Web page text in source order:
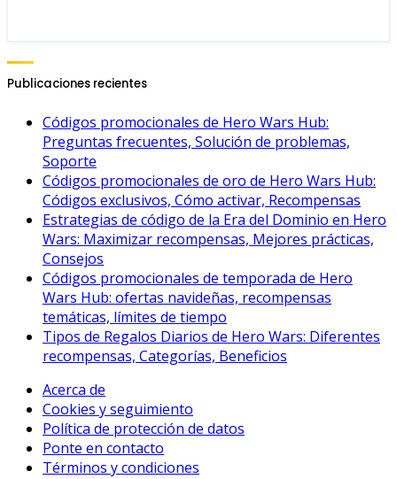
Publicaciones recientes
Códigos promocionales de Hero Wars Hub:
Preguntas frecuentes, Solución de problemas,
Soporte
Códigos promocionales de oro de Hero Wars Hub:
Códigos exclusivos, Cómo activar, Recompensas
Estrategias de código de la Era del Dominio en Hero
Wars: Maximizar recompensas, Mejores prácticas,
Consejos
Códigos promocionales de temporada de Hero
Wars Hub: ofertas navideñas, recompensas
temáticas, límites de tiempo
Tipos de Regalos Diarios de Hero Wars: Diferentes
recompensas, Categorías, Beneficios
Acerca de
Cookies y seguimiento
Política de protección de datos
Ponte en contacto
Términos y condiciones